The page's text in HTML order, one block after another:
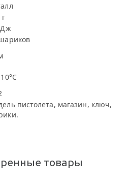
Дж
пистолета, магазин, ключ,
товары